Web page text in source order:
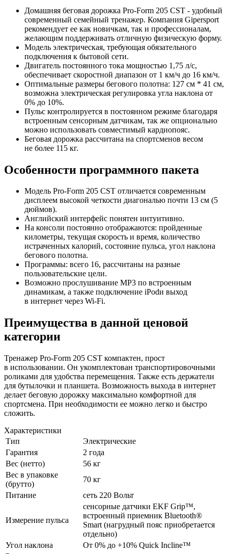
Домашняя беговая дорожка Pro-Form 205 CST - удобный
современный семейный тренажер. Компания Gipersport
рекомендует ее как новичкам, так и профессионалам,
желающим поддерживать отличную физическую форму.
Модель электрическая, требующая обязательного
подключения к бытовой сети.
Двигатель постоянного тока мощностью 1,75 л/с,
обеспечивает скоростной диапазон от 1 км/ч до 16 км/ч.
Оптимальные размеры бегового полотна: 127 см * 41 см,
возможна электрическая регулировка угла наклона от
0% до 10%.
Пульс контролируется в постоянном режиме благодаря
встроенным сенсорным датчикам, так же опционально
можно использовать совместимый кардиопояс.
Беговая дорожка рассчитана на спортсменов весом
не более 115 кг.
Особенности программного пакета
Модель Pro-Form 205 CST отличается современным
дисплеем высокой четкости диагональю почти 13 см (5
дюймов).
Английский интерфейс понятен интуитивно.
На консоли постоянно отображаются: пройденные
километры, текущая скорость и время, количество
истраченных калорий, состояние пульса, угол наклона
бегового полотна.
Программы: всего 16, рассчитаны на разные
пользовательские цели.
Возможно прослушивание MP3 по встроенным
динамикам, а также подключение iPodи выход
в интернет через Wi-Fi.
Преимущества в данной ценовой
категории
Тренажер Pro-Form 205 CST компактен, прост
в использовании. Он укомплектован транспортировочными
роликами для удобства перемещения. Также есть держатели
для бутылочки и планшета. Возможность выхода в интернет
делает беговую дорожку максимально комфортной для
спортсмена. При необходимости ее можно легко и быстро
сложить.
Характеристики
Тип
Электрические
Гарантия
2 года
Вес (нетто)
56 кг
Вес в упаковке
(брутто)
70 кг
Питание
сеть 220 Вольт
Измерение пульса
сенсорные датчики EKF Grip™,
встроенный приемник Bluetooth®
Smart (нагрудный пояс приобретается
отдельно)
Угол наклона
От 0% до +10% Quick Incline™